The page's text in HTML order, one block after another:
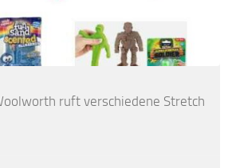
ruft verschiedene Stretch